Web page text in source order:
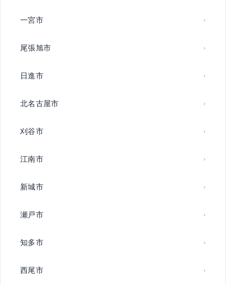
一宮市
尾張旭市
日進市
北名古屋市
刈谷市
江南市
新城市
瀬戸市
知多市
西尾市